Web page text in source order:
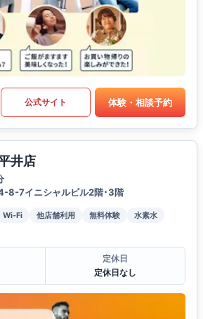
公式サイト 体験・相談予約
井店
8-7イニシャルビル2階･3階
Wi-Fi 他店舗利用 無料体験
水素水
定休日
定休日なし